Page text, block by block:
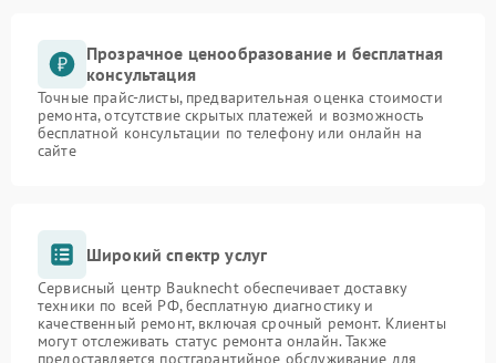
Прозрачное ценообразование и бесплатная
консультация
Точные прайс-листы, предварительная оценка стоимости
ремонта, отсутствие скрытых платежей и возможность
бесплатной консультации по телефону или онлайн на
сайте
Широкий спектр услуг
Сервисный центр Bauknecht обеспечивает доставку
техники по всей РФ, бесплатную диагностику и
качественный ремонт, включая срочный ремонт. Клиенты
могут отслеживать статус ремонта онлайн. Также
предоставляется постгарантийное обслуживание для